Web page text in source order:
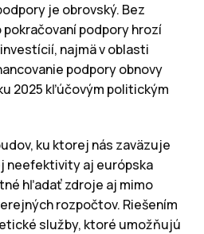
je obrovský. Bez
podpory hrozí
najmä v oblasti
podpory obnovy
2025 kľúčovým politickým
ku ktorej nás zaväzuje
neefektivity aj európska
hľadať zdroje aj mimo
rozpočtov. Riešením
služby, ktoré umožňujú